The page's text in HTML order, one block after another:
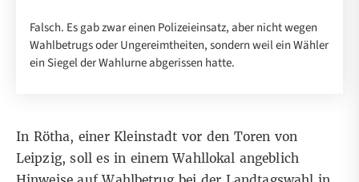
Falsch. Es gab zwar einen Polizeieinsatz, aber nicht wegen
Wahlbetrugs oder Ungereimtheiten, sondern weil ein Wähler
ein Siegel der Wahlurne abgerissen hatte.
In Rötha, einer Kleinstadt vor den Toren von
Leipzig, soll es in einem Wahllokal angeblich